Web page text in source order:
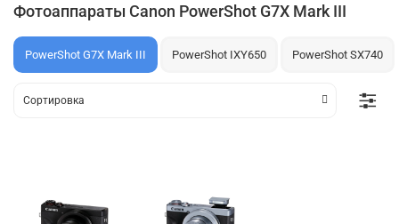
Фотоаппараты Canon PowerShot G7X Mark III
PowerShot G7X Mark III PowerShot IXY650 PowerShot SX740